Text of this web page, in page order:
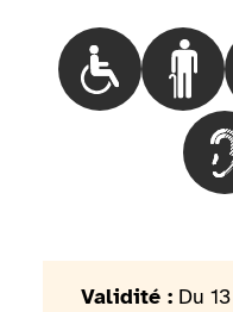
Choisir le
Validité : Du